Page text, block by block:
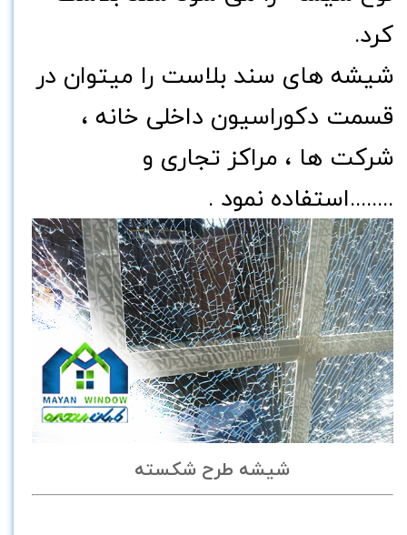
کرد.
شیشه های سند بلاست را میتوان در
قسمت دکوراسیون داخلی خانه ،
شرکت ها ، مراکز تجاری و
........استفاده نمود .
شیشه طرح شکسته